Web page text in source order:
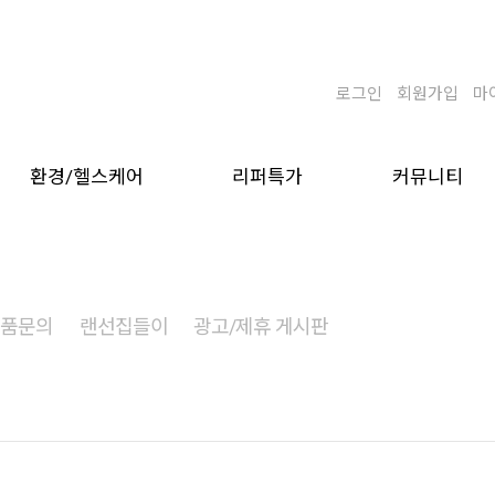
로그인 회원가입 마
환경/헬스케어 리퍼특가 커뮤니티
문의 랜선집들이 광고/제휴 게시판